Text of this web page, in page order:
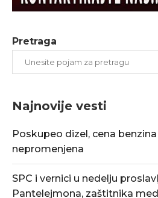
Pretraga
Najnovije vesti
Poskupeo dizel, cena
nepromenjena
SPC i vernici u nedelju
Pantelejmona, zaštitnika